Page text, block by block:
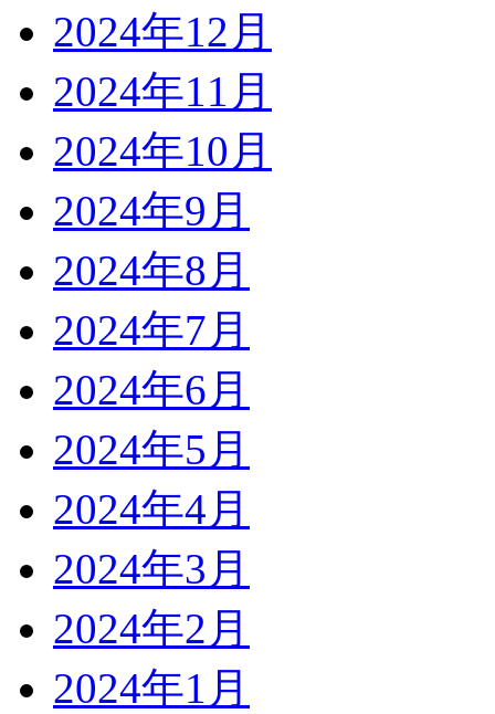
2024年12月
2024年11月
2024年10月
2024年9月
2024年8月
2024年7月
2024年6月
2024年5月
2024年4月
2024年3月
2024年2月
2024年1月